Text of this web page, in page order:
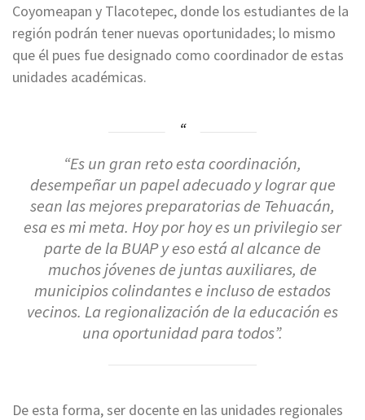
Coyomeapan y Tlacotepec, donde los estudiantes de la
región podrán tener nuevas oportunidades; lo mismo
que él pues fue designado como coordinador de estas
unidades académicas.
“Es un gran reto esta coordinación,
desempeñar un papel adecuado y lograr que
sean las mejores preparatorias de Tehuacán,
esa es mi meta. Hoy por hoy es un privilegio ser
parte de la BUAP y eso está al alcance de
muchos jóvenes de juntas auxiliares, de
municipios colindantes e incluso de estados
vecinos. La regionalización de la educación es
una oportunidad para todos”.
De esta forma, ser docente en las unidades regionales